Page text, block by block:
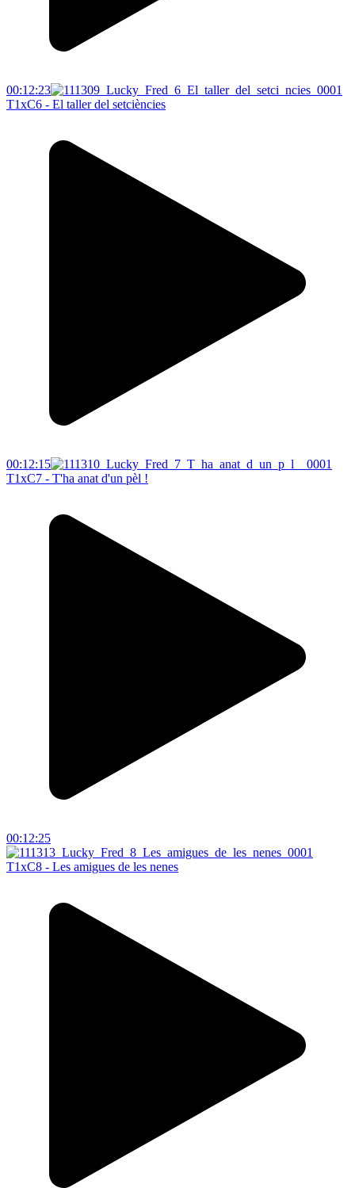
00:12:23
T1xC6 - El taller del setciències
00:12:15
T1xC7 - T'ha anat d'un pèl !
00:12:25
T1xC8 - Les amigues de les nenes